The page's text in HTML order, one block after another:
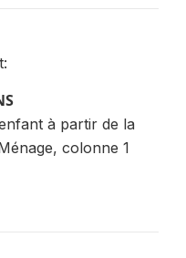
à partir de la
colonne 1